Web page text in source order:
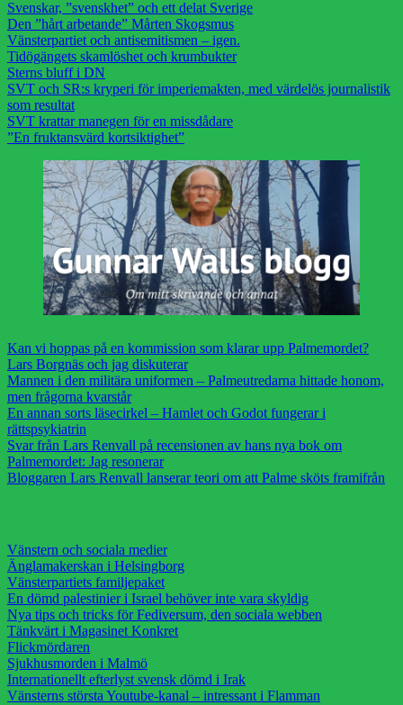
Svenskar, ”svenskhet” och ett delat Sverige
Den ”hårt arbetande” Mårten Skogsmus
Vänsterpartiet och antisemitismen – igen.
Tidögängets skamlöshet och krumbukter
Sterns bluff i DN
SVT och SR:s kryperi för imperiemakten, med värdelös journalistik
som resultat
SVT krattar manegen för en missdådare
”En fruktansvärd kortsiktighet”
Kan vi hoppas på en kommission som klarar upp Palmemordet?
Lars Borgnäs och jag diskuterar
Mannen i den militära uniformen – Palmeutredarna hittade honom,
men frågorna kvarstår
En annan sorts läsecirkel – Hamlet och Godot fungerar i
rättspsykiatrin
Svar från Lars Renvall på recensionen av hans nya bok om
Palmemordet: Jag resonerar
Bloggaren Lars Renvall lanserar teori om att Palme sköts framifrån
Vänstern och sociala medier
Änglamakerskan i Helsingborg
Vänsterpartiets familjepaket
En dömd palestinier i Israel behöver inte vara skyldig
Nya tips och tricks för Fediversum, den sociala webben
Tänkvärt i Magasinet Konkret
Flickmördaren
Sjukhusmorden i Malmö
Internationellt efterlyst svensk dömd i Irak
Vänsterns största Youtube-kanal – intressant i Flamman